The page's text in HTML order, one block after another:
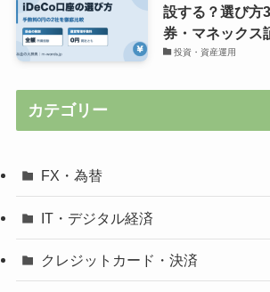
設する？選び方
券・マネックス
投資・資産運用
カテゴリー
FX・為替
IT・デジタル経済
クレジットカード・決済